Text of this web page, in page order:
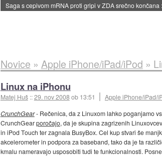
BMW v vozilih začel predvajati reklame::danes ob 06:09
Novice » Apple iPhone/iPad/iPod »
Linux na iPhonu
Matej Huš ::29. nov 2008ob 13:51
Apple iPhone/iPad/
CrunchGear- Rečenica, da z Linuxom lahko poganjamo
CrunchGearporočajo, da je skupina zagrizenih
in iPod Touch ter zagnala BusyBox. Cel kup stvari še
akcelerometer in podpora za baseband, tako da je ta
kmalu nameravajo usposobiti tudi te funkcionalnosti.